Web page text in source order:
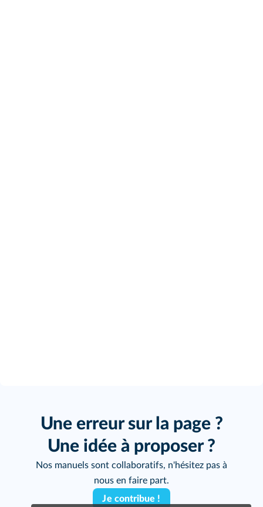
Une erreur sur la page ?
Une idée à proposer ?
Nos manuels sont collaboratifs, n'hésitez pas à
nous en faire part.
Je contribue !